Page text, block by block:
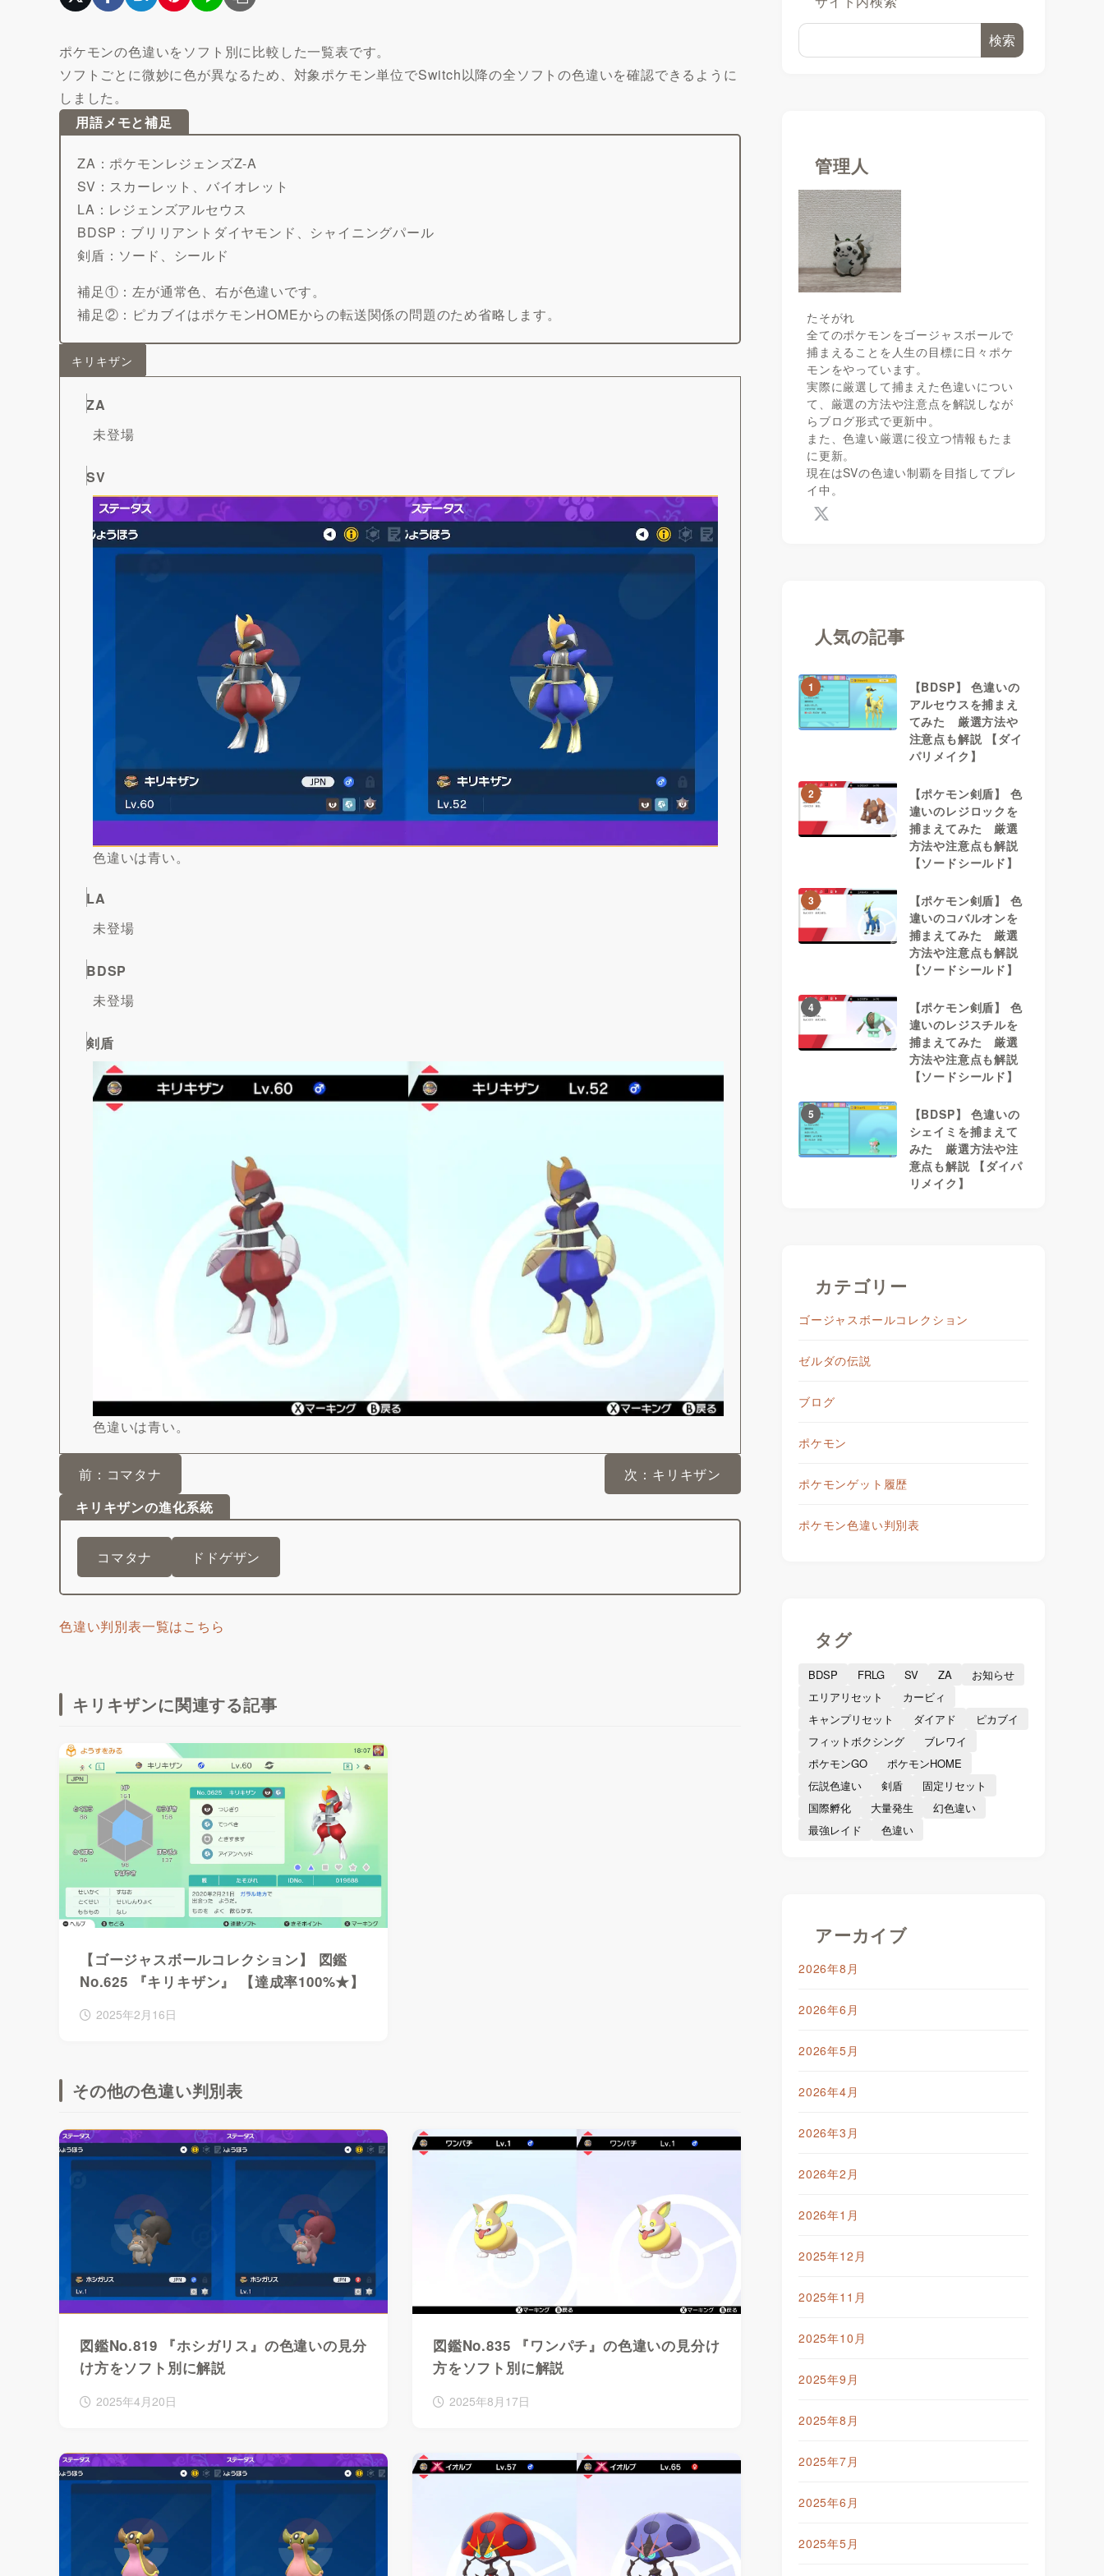
ポケモンの色違いをソフト別に比較した一覧表です。
ソフトごとに微妙に色が異なるため、対象ポケモン単位でSwitch以降の全ソフトの色違いを確認できるように
しました。
用語メモと補足
ZA：ポケモンレジェンズZ-A
SV：スカーレット、バイオレット
LA：レジェンズアルセウス
BDSP：ブリリアントダイヤモンド、シャイニングパール
剣盾：ソード、シールド
補足①：左が通常色、右が色違いです。
補足②：ピカブイはポケモンHOMEからの転送関係の問題のため省略します。
キリキザン
ZA
未登場
SV
色違いは青い。
LA
未登場
BDSP
未登場
剣盾
色違いは青い。
前：コマタナ
次：キリキザン
キリキザンの進化系統
コマタナ ドドゲザン
色違い判別表一覧はこちら
キリキザンに関連する記事
【ゴージャスボールコレクション】 図鑑
No.625 『キリキザン』 【達成率100%★】
2025年2月16日
その他の色違い判別表
図鑑No.819 『ホシガリス』の色違いの見分
け方をソフト別に解説
2025年4月20日
図鑑No.835 『ワンパチ』の色違いの見分け
方をソフト別に解説
2025年8月17日
検索
管理人
たそがれ
全てのポケモンをゴージャスボールで
捕まえることを人生の目標に日々ポケ
モンをやっています。
実際に厳選して捕まえた色違いについ
て、厳選の方法や注意点を解説しなが
らブログ形式で更新中。
また、色違い厳選に役立つ情報もたま
に更新。
現在はSVの色違い制覇を目指してプレ
イ中。
人気の記事
1
【BDSP】 色違いの
アルセウスを捕まえ
てみた 厳選方法や
注意点も解説 【ダイ
パリメイク】
2
【ポケモン剣盾】 色
違いのレジロックを
捕まえてみた 厳選
方法や注意点も解説
【ソードシールド】
3
【ポケモン剣盾】 色
違いのコバルオンを
捕まえてみた 厳選
方法や注意点も解説
【ソードシールド】
4
【ポケモン剣盾】 色
違いのレジスチルを
捕まえてみた 厳選
方法や注意点も解説
【ソードシールド】
5
【BDSP】 色違いの
シェイミを捕まえて
みた 厳選方法や注
意点も解説 【ダイパ
リメイク】
カテゴリー
ゴージャスボールコレクション
ゼルダの伝説
ブログ
ポケモン
ポケモンゲット履歴
ポケモン色違い判別表
タグ
BDSP FRLG SV ZA
お知らせ
エリアリセット
カービィ
キャンプリセット
ダイアド
ピカブイ
フィットボクシング
ブレワイ
ポケモンGO
ポケモンHOME
伝説色違い
剣盾
固定リセット
国際孵化
大量発生
幻色違い
最強レイド
色違い
アーカイブ
2026年8月
2026年6月
2026年5月
2026年4月
2026年3月
2026年2月
2026年1月
2025年12月
2025年11月
2025年10月
2025年9月
2025年8月
2025年7月
2025年6月
2025年5月